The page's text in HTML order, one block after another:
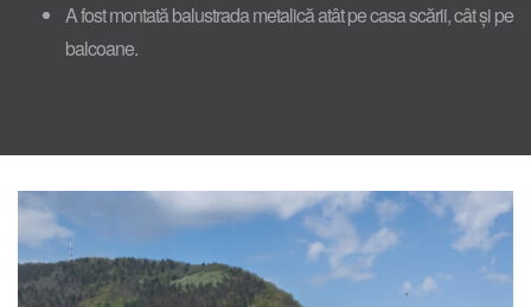
A fost montată balustrada metalică atât pe casa scării, cât și pe
balcoane.